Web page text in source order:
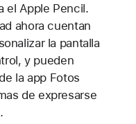
el Apple Pencil.
ahora cuentan
la pantalla
y pueden
la app Fotos
de expresarse